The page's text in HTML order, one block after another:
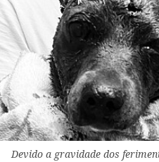
Devido a gravidade dos